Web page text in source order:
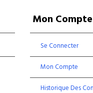
Mon Compte
Se Connecter
Mon Compte
Historique Des